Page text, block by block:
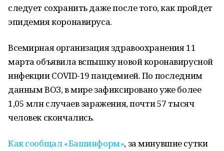
следует сохранить даже после того, как пройдет
эпидемия коронавируса.
Всемирная организация здравоохранения 11
марта объявила вспышку новой коронавирусной
инфекции COVID-19 пандемией. По последним
данным ВОЗ, в мире зафиксировано уже более
1,05 млн случаев заражения, почти 57 тысяч
человек скончались.
Как сообщал «Башинформ», за минувшие сутки